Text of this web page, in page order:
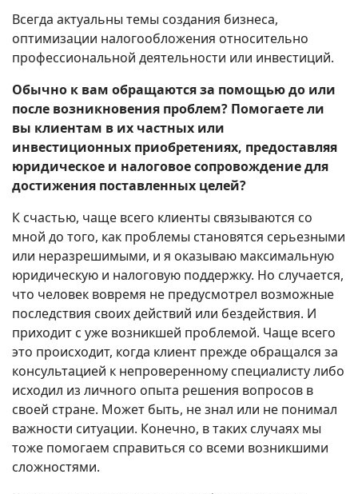
Всегда актуальны темы создания бизнеса,
оптимизации налогообложения относительно
профессиональной деятельности или инвестиций.
Обычно к вам обращаются за помощью до или
после возникновения проблем? Помогаете ли
вы клиентам в их частных или
инвестиционных приобретениях, предоставляя
юридическое и налоговое сопровождение для
достижения поставленных целей?
К счастью, чаще всего клиенты связываются со
мной до того, как проблемы становятся серьезными
или неразрешимыми, и я оказываю максимальную
юридическую и налоговую поддержку. Но случается,
что человек вовремя не предусмотрел возможные
последствия своих действий или бездействия. И
приходит с уже возникшей проблемой. Чаще всего
это происходит, когда клиент прежде обращался за
консультацией к непроверенному специалисту либо
исходил из личного опыта решения вопросов в
своей стране. Может быть, не знал или не понимал
важности ситуации. Конечно, в таких случаях мы
тоже помогаем справиться со всеми возникшими
сложностями.